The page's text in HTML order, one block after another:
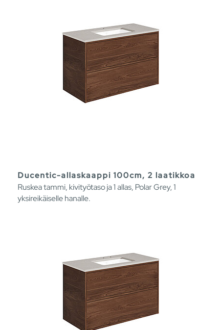
Ducentic-allaskaappi 100cm, 2 laatikkoa
Ruskea tammi, kivityötaso ja 1 allas, Polar Grey, 1
yksireikäiselle hanalle.